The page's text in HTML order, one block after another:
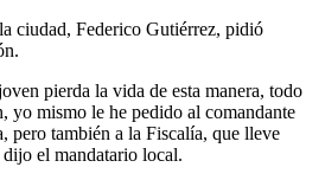
ciudad, Federico Gutiérrez, pidió
pierda la vida de esta manera, todo
yo mismo le he pedido al comandante
pero también a la Fiscalía, que lleve
el mandatario local.